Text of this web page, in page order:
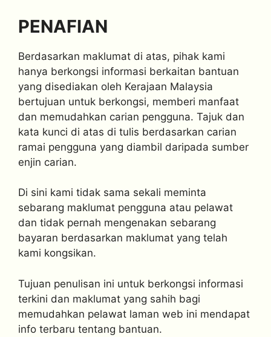
PENAFIAN
Berdasarkan maklumat di atas, pihak kami
hanya berkongsi informasi berkaitan bantuan
yang disediakan oleh Kerajaan Malaysia
bertujuan untuk berkongsi, memberi manfaat
dan memudahkan carian pengguna. Tajuk dan
kata kunci di atas di tulis berdasarkan carian
ramai pengguna yang diambil daripada sumber
enjin carian.
Di sini kami tidak sama sekali meminta
sebarang maklumat pengguna atau pelawat
dan tidak pernah mengenakan sebarang
bayaran berdasarkan maklumat yang telah
kami kongsikan.
Tujuan penulisan ini untuk berkongsi informasi
terkini dan maklumat yang sahih bagi
memudahkan pelawat laman web ini mendapat
info terbaru tentang bantuan.